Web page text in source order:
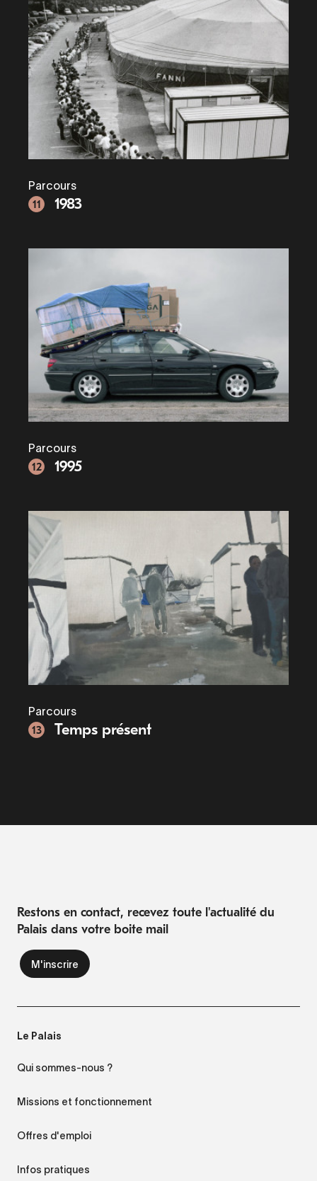
Parcours
11
1983
Parcours
12
1995
Parcours
13
Temps présent
Restons en contact, recevez toute l'actualité du
Palais dans votre boite mail
Le Palais
Qui sommes-nous ?
Missions et fonctionnement
Offres d'emploi
Infos pratiques